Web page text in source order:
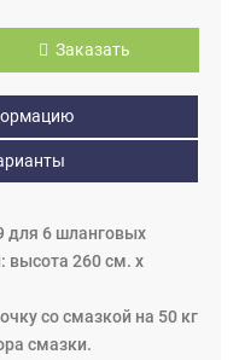
Заказать
для 6 шланговых
высота 260 см. x
со смазкой на 50 кг
смазки.